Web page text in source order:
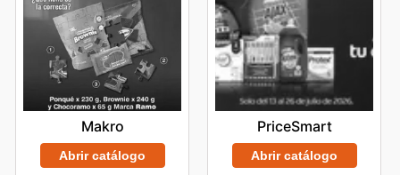
Makro
Abrir catálogo
PriceSmart
Abrir catálogo